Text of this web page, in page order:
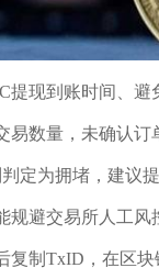
提现到账时间、
易数量，未确认
定为拥堵，建议
规避交易所人工
复制TxID，在区